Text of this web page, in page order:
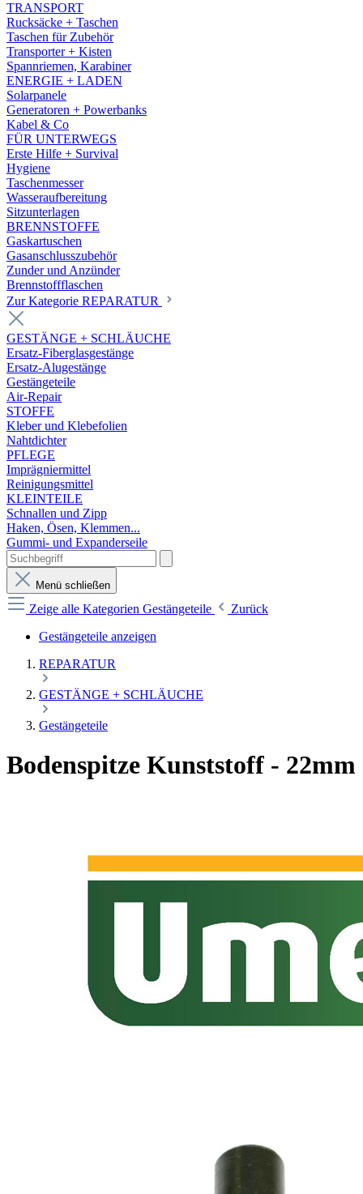
TRANSPORT
Rucksäcke + Taschen
Taschen für Zubehör
Transporter + Kisten
Spannriemen, Karabiner
ENERGIE + LADEN
Solarpanele
Generatoren + Powerbanks
Kabel & Co
FÜR UNTERWEGS
Erste Hilfe + Survival
Hygiene
Taschenmesser
Wasseraufbereitung
Sitzunterlagen
BRENNSTOFFE
Gaskartuschen
Gasanschlusszubehör
Zunder und Anzünder
Brennstoffflaschen
Zur Kategorie REPARATUR
GESTÄNGE + SCHLÄUCHE
Ersatz-Fiberglasgestänge
Ersatz-Alugestänge
Gestängeteile
Air-Repair
STOFFE
Kleber und Klebefolien
Nahtdichter
PFLEGE
Imprägniermittel
Reinigungsmittel
KLEINTEILE
Schnallen und Zipp
Haken, Ösen, Klemmen...
Gummi- und Expanderseile
Menü schließen
Zeige alle Kategorien Gestängeteile
Zurück
Gestängeteile anzeigen
REPARATUR
GESTÄNGE + SCHLÄUCHE
Gestängeteile
Bodenspitze Kunststoff - 22mm